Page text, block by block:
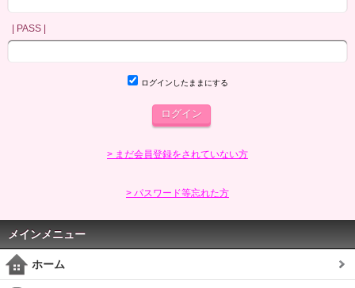
| PASS |
ログインしたままにする
> まだ会員登録をされていない方
> パスワード等忘れた方
メインメニュー
ホーム